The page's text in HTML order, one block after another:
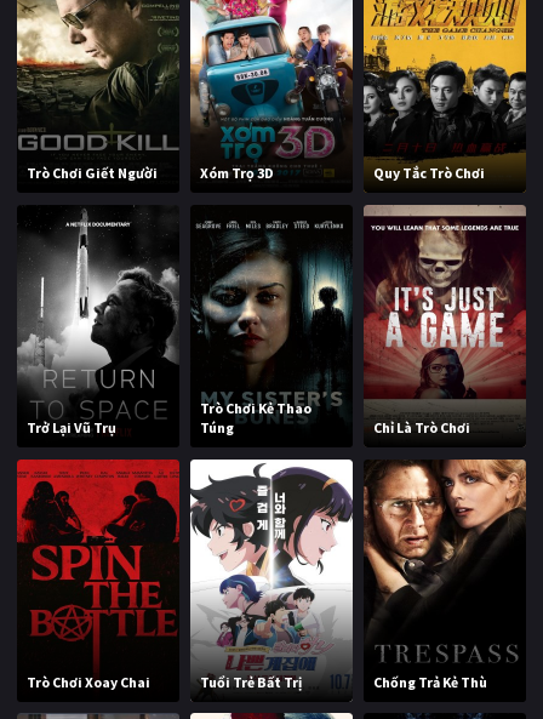
Trò Chơi Giết Người Xóm Trọ 3D Quy Tắc Trò Chơi
Trở Lại Vũ Trụ
Trò Chơi Kẻ Thao
Túng
Chỉ Là Trò Chơi
Trò Chơi Xoay Chai Tuổi Trẻ Bất Trị Chống Trả Kẻ Thù